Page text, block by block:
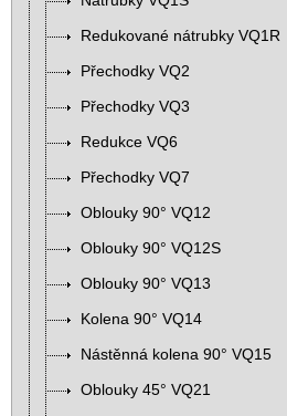
Redukované nátrubky VQ1R
Přechodky VQ2
Přechodky VQ3
Redukce VQ6
Přechodky VQ7
Oblouky 90° VQ12
Oblouky 90° VQ12S
Oblouky 90° VQ13
Kolena 90° VQ14
Nástěnná kolena 90° VQ15
Oblouky 45° VQ21